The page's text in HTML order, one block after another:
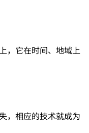
，它在时间、地域上
，相应的技术就成为